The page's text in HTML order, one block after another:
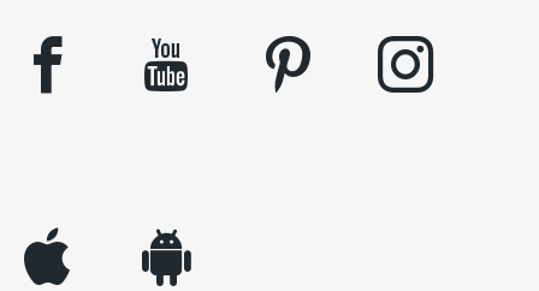
facebook youtube pinterest instagram
appleinc android